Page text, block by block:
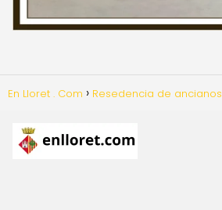
En Lloret . Com Resedencia de ancianos